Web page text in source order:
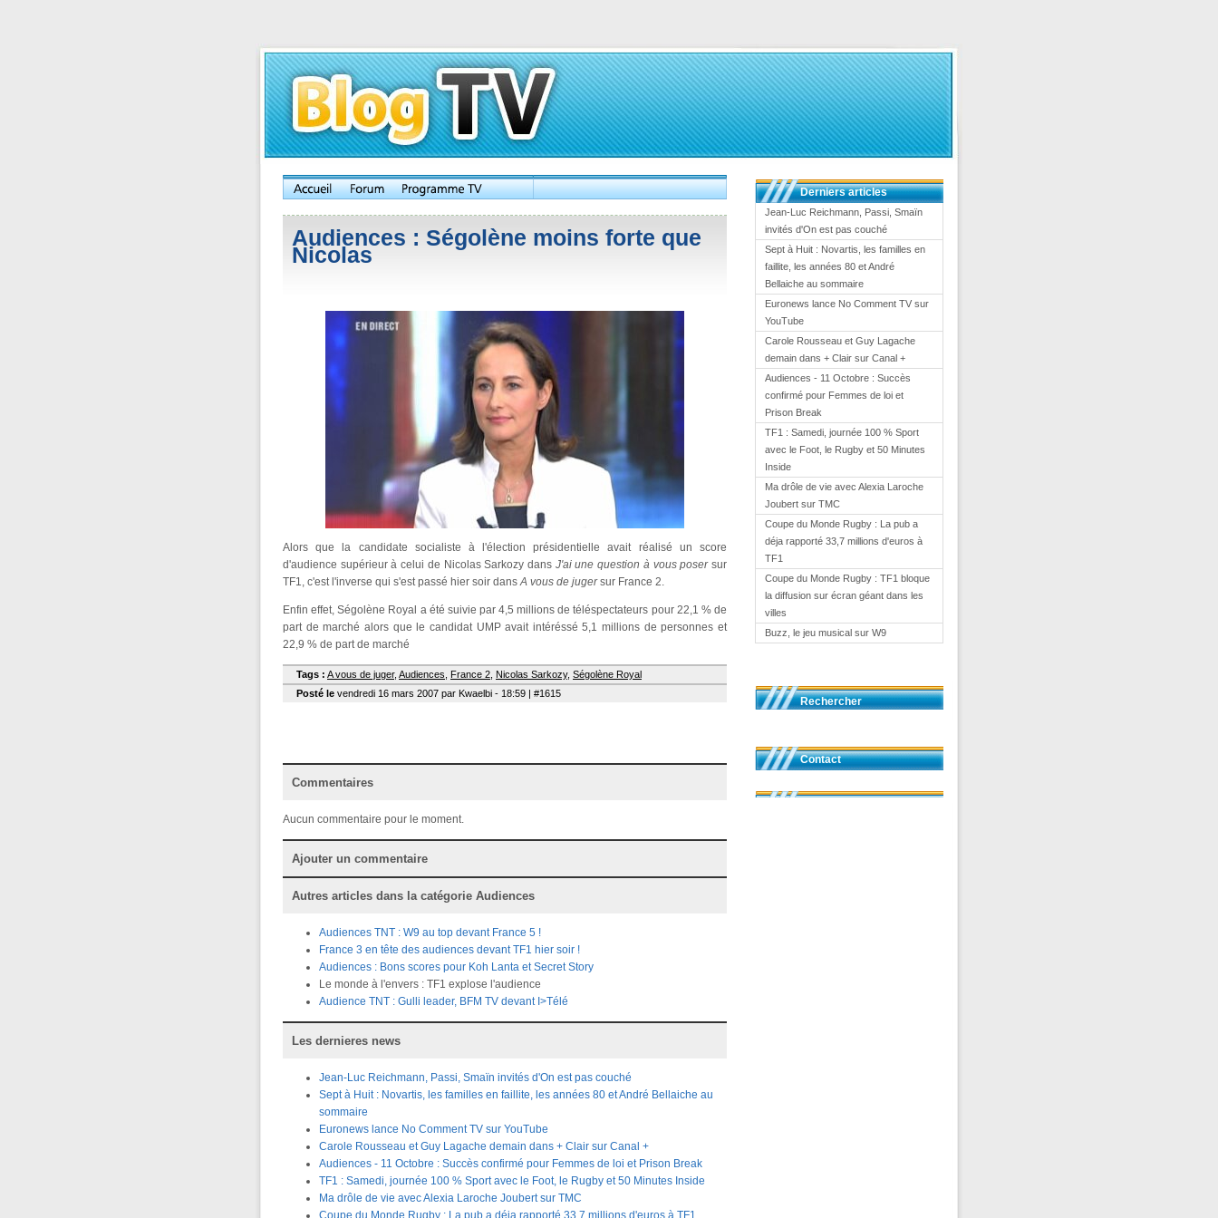
Audiences : Ségolène moins forte que
Nicolas
Alors que la candidate socialiste à l'élection présidentielle avait réalisé un score
d'audience supérieur à celui de Nicolas Sarkozy dans J'ai une question à vous posersur
TF1, c'est l'inverse qui s'est passé hier soir dans A vous de jugersur France 2.
Enfin effet, Ségolène Royal a été suivie par 4,5 millions de téléspectateurs pour 22,1 % de
part de marché alors que le candidat UMP avait intéréssé 5,1 millions de personnes et
22,9 % de part de marché
Tags : A vous de juger, Audiences France 2 Nicolas Sarkozy, Ségolène Royal
Posté le vendredi 16 mars 2007 par Kwaelbi - 18:59 | #1615
Commentaires
Aucun commentaire pour le moment.
Ajouter un commentaire
Autres articles dans la catégorie Audiences
Audiences TNT : W9 au top devant France 5 !
France 3 en tête des audiences devant TF1 hier soir !
Audiences : Bons scores pour Koh Lanta et Secret Story
Le monde à l'envers : TF1 explose l'audience
Audience TNT : Gulli leader, BFM TV devant I>Télé
Les dernieres news
Jean-Luc Reichmann, Passi, Smaïn invités d'On est pas couché
Sept à Huit : Novartis, les familles en faillite, les années 80 et André Bellaiche au
sommaire
Euronews lance No Comment TV sur YouTube
Carole Rousseau et Guy Lagache demain dans + Clair sur Canal +
Audiences - 11 Octobre : Succès confirmé pour Femmes de loi et Prison Break
TF1 : Samedi, journée 100 % Sport avec le Foot, le Rugby et 50 Minutes Inside
Ma drôle de vie avec Alexia Laroche Joubert sur TMC
Coupe du Monde Rugby : La pub a déja rapporté 33,7 millions d'euros à TF1
Derniers articles
Jean-Luc Reichmann, Passi, Smaïn
invités d'On est pas couché
Sept à Huit : Novartis, les familles en
faillite, les années 80 et André
Bellaiche au sommaire
Euronews lance No Comment TV sur
YouTube
Carole Rousseau et Guy Lagache
demain dans + Clair sur Canal +
Audiences - 11 Octobre : Succès
confirmé pour Femmes de loi et
Prison Break
TF1 : Samedi, journée 100 % Sport
avec le Foot, le Rugby et 50 Minutes
Inside
Ma drôle de vie avec Alexia Laroche
Joubert sur TMC
Coupe du Monde Rugby : La pub a
déja rapporté 33,7 millions d'euros à
TF1
Coupe du Monde Rugby : TF1 bloque
la diffusion sur écran géant dans les
villes
Buzz, le jeu musical sur W9
Rechercher
Contact